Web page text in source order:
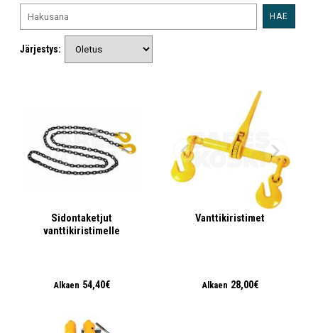
HAE
Järjestys:
Sidontaketjut
vanttikiristimelle
Alkaen 54,40€
Vanttikiristimet
Alkaen 28,00€